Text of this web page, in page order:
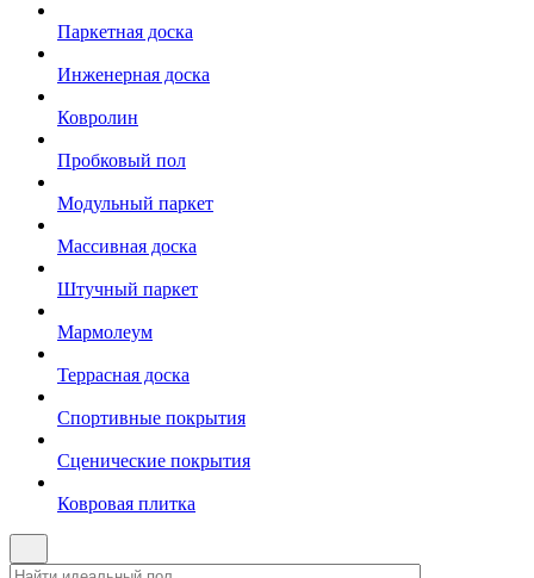
Паркетная доска
Инженерная доска
Ковролин
Пробковый пол
Модульный паркет
Массивная доска
Штучный паркет
Мармолеум
Террасная доска
Спортивные покрытия
Сценические покрытия
Ковровая плитка